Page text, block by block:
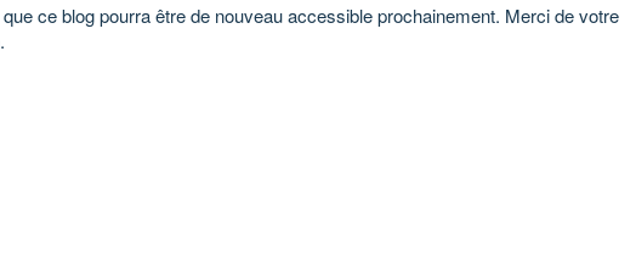
ce blog pourra être de nouveau accessible prochainement. Merci de votre